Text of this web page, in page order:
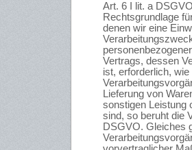
Art. 6 I lit. a
Rechtsgrundlage
denen wir eine
Vertrags, dessen
ist, erforderlich,
Lieferung von
sonstigen Leistung
sind, so beruht die
DSGVO. Gleiches